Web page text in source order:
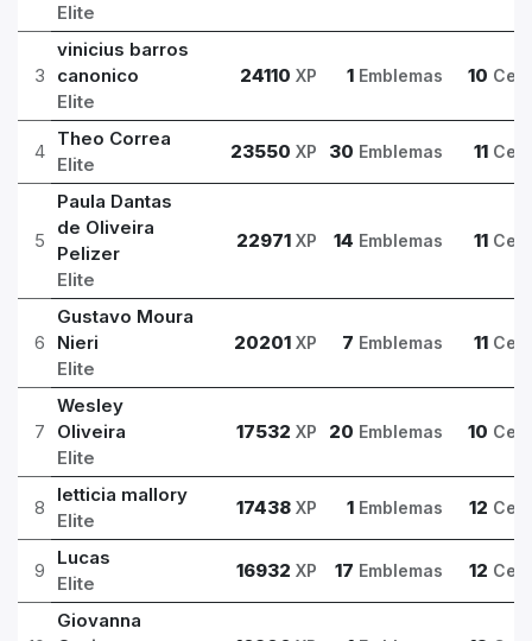
Elite
3
vinicius barros
canonico
Elite
24110 XP 1 Emblemas 10
4
Theo Correa
Elite
23550 XP 30 Emblemas 11
5
Paula Dantas
de Oliveira
Pelizer
Elite
22971 XP 14 Emblemas 11
6
Gustavo Moura
Nieri
Elite
20201 XP 7 Emblemas 11
7
Wesley
Oliveira
Elite
17532 XP 20 Emblemas 10
8
letticia mallory
Elite
17438 XP 1 Emblemas 12
9
Lucas
Elite
16932 XP 17 Emblemas 12
Giovanna